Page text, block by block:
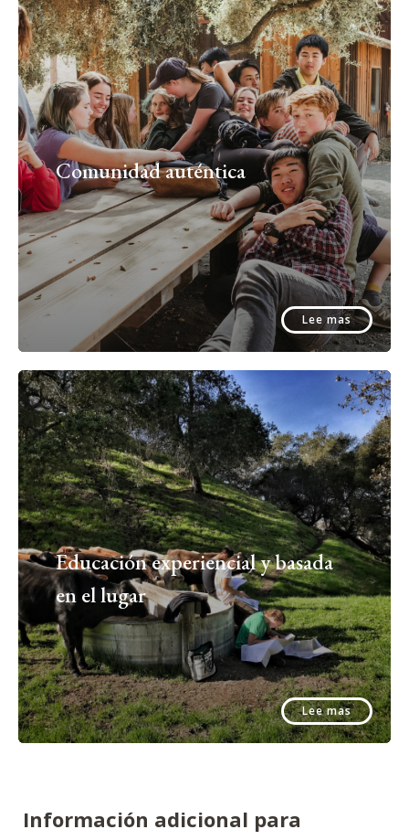
Comunidad auténtica
Lee mas
Educación experiencial y basada
en el lugar
Lee mas
Información adicional para